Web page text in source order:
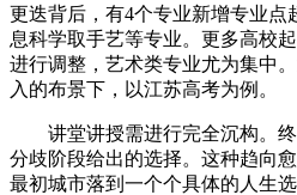
更迭背后，有4个专业新增专业点
息科学取手艺等专业。更多高校
进行调整，艺术类专业尤为集中
入的布景下，以江苏高考为例。
讲堂讲授需进行完全沉构。终
分歧阶段给出的选择。这种趋向
最初城市落到一个个具体的人生